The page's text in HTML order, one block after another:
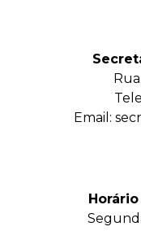
Email: